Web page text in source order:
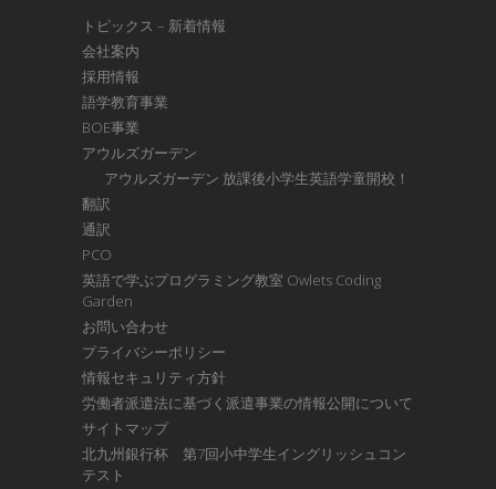
トピックス – 新着情報
会社案内
採用情報
語学教育事業
BOE事業
アウルズガーデン
アウルズガーデン 放課後小学生英語学童開校！
翻訳
通訳
PCO
英語で学ぶプログラミング教室 Owlets Coding
Garden
お問い合わせ
プライバシーポリシー
情報セキュリティ方針
労働者派遣法に基づく派遣事業の情報公開について
サイトマップ
北九州銀行杯 第7回小中学生イングリッシュコン
テスト